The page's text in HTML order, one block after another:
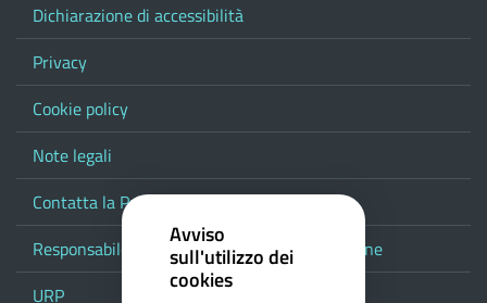
Dichiarazione di accessibilità
Privacy
Cookie policy
Note legali
Contatta la Provincia
Responsabile del procedimento di pubblicazione
URP
Avviso
sull'utilizzo dei
cookies